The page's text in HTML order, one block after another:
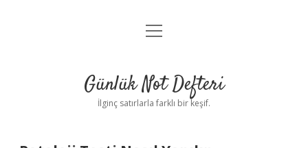
Anasayfa
Yasal Uyarı
menüyü
Günlük Not Defteri
İlginç satırlarla farklı bir keşif.